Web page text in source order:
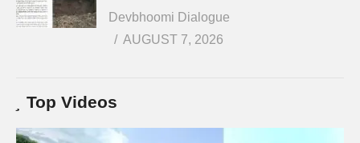
Devbhoomi Dialogue
AUGUST 7, 2026
Top Videos